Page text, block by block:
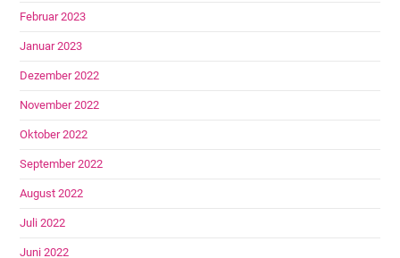
Februar 2023
Januar 2023
Dezember 2022
November 2022
Oktober 2022
September 2022
August 2022
Juli 2022
Juni 2022